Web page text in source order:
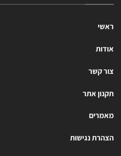
ראשי
אודות
צור קשר
תקנון אתר
מאמרים
הצהרת נגישות